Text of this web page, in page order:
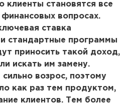
клиенты становятся все
вопросах.
ставка
стандартные программы
приносить такой доход,
искать им замену.
возрос, поэтому
как раз тем продуктом,
клиентов. Тем более